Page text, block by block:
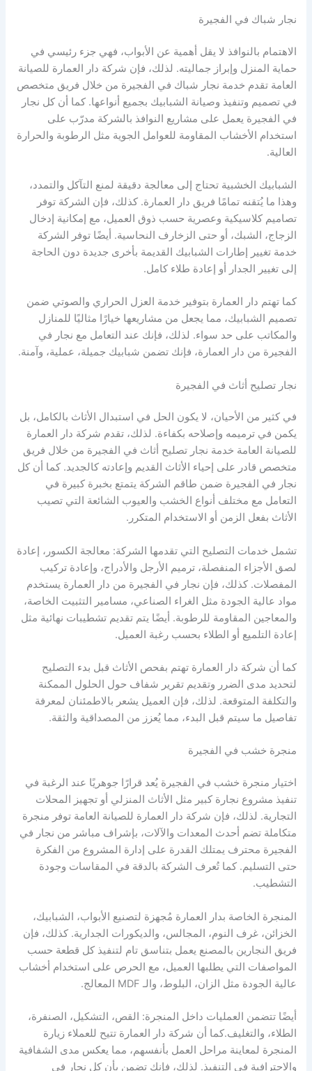
نجار شباك في الفجيرة
الاهتمام بالنوافذ لا يقل أهمية عن الأبواب، فهي جزء رئيسي في
حماية المنزل وإبراز جماليته. لذلك، فإن شركة دار العمارة للصيانة
العامة تقدم خدمة نجار شباك في الفجيرة من خلال فريق متخصص
في تصميم وتنفيذ وصيانة الشبابيك بجميع أنواعها. كما أن كل نجار
في الفجيرة يعمل على مشاريع النوافذ بالشركة مدرّب على
استخدام الأخشاب المقاومة للعوامل الجوية مثل الرطوبة والحرارة
العالية.
الشبابيك الخشبية تحتاج إلى معالجة دقيقة لمنع التآكل والتمدد،
وهذا ما يُتقنه تمامًا فريق دار العمارة. كذلك، فإن الشركة توفر
تصاميم كلاسيكية وعصرية حسب ذوق العميل، مع إمكانية إدخال
الزجاج، الشبك، أو حتى الزخارف النحاسية. أيضًا توفر الشركة
خدمة تغيير إطارات الشبابيك القديمة بأخرى جديدة دون الحاجة
إلى تغيير الجدار أو إعادة طلاء كامل.
كما تهتم دار العمارة بتوفير خدمة العزل الحراري والصوتي ضمن
تصميم الشبابيك، مما يجعل من مشاريعها خيارًا مثاليًا للمنازل
والمكاتب على حد سواء. لذلك، فإنك عند التعامل مع نجار في
الفجيرة من دار العمارة، فإنك تضمن شبابيك جميلة، عملية، وآمنة.
نجار تصليح أثاث في الفجيرة
في كثير من الأحيان، لا يكون الحل في استبدال الأثاث بالكامل، بل
يكمن في ترميمه وإصلاحه بكفاءة. لذلك، تقدم شركة دار العمارة
للصيانة العامة خدمة نجار تصليح أثاث في الفجيرة من خلال فريق
متخصص قادر على إحياء الأثاث القديم وإعادته كالجديد. كما أن كل
نجار في الفجيرة ضمن طاقم الشركة يتمتع بخبرة كبيرة في
التعامل مع مختلف أنواع الخشب والعيوب الشائعة التي تصيب
الأثاث بفعل الزمن أو الاستخدام المتكرر.
تشمل خدمات التصليح التي تقدمها الشركة: معالجة الكسور، إعادة
لصق الأجزاء المنفصلة، ترميم الأرجل والأدراج، وإعادة تركيب
المفصلات. كذلك، فإن نجار في الفجيرة من دار العمارة يستخدم
مواد عالية الجودة مثل الغراء الصناعي، مسامير التثبيت الخاصة،
والمعاجين المقاومة للرطوبة. أيضًا يتم تقديم تشطيبات نهائية مثل
إعادة التلميع أو الطلاء بحسب رغبة العميل.
كما أن شركة دار العمارة تهتم بفحص الأثاث قبل بدء التصليح
لتحديد مدى الضرر وتقديم تقرير شفاف حول الحلول الممكنة
والتكلفة المتوقعة. لذلك، فإن العميل يشعر بالاطمئنان لمعرفة
تفاصيل ما سيتم قبل البدء، مما يُعزز من المصداقية والثقة.
منجرة خشب في الفجيرة
اختيار منجرة خشب في الفجيرة يُعد قرارًا جوهريًا عند الرغبة في
تنفيذ مشروع نجارة كبير مثل الأثاث المنزلي أو تجهيز المحلات
التجارية. لذلك، فإن شركة دار العمارة للصيانة العامة توفر منجرة
متكاملة تضم أحدث المعدات والآلات، بإشراف مباشر من نجار في
الفجيرة محترف يمتلك القدرة على إدارة المشروع من الفكرة
حتى التسليم. كما تُعرف الشركة بالدقة في المقاسات وجودة
التشطيب.
المنجرة الخاصة بدار العمارة مُجهزة لتصنيع الأبواب، الشبابيك،
الخزائن، غرف النوم، المجالس، والديكورات الجدارية. كذلك، فإن
فريق النجارين بالمصنع يعمل بتناسق تام لتنفيذ كل قطعة حسب
المواصفات التي يطلبها العميل، مع الحرص على استخدام أخشاب
عالية الجودة مثل الزان، البلوط، والـ MDF المعالج.
أيضًا تتضمن العمليات داخل المنجرة: القص، التشكيل، الصنفرة،
الطلاء، والتغليف.كما أن شركة دار العمارة تتيح للعملاء زيارة
المنجرة لمعاينة مراحل العمل بأنفسهم، مما يعكس مدى الشفافية
والاحترافية في التنفيذ. لذلك، فإنك تضمن بأن كل نجار في